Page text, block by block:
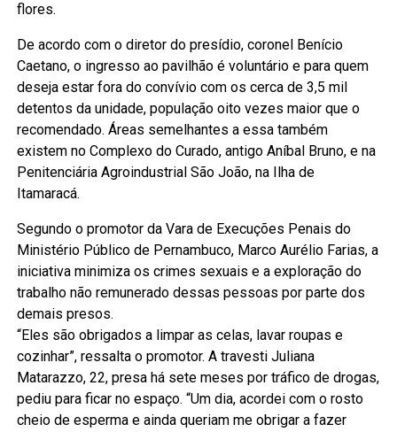
flores.
De acordo com o diretor do presídio, coronel Benício
Caetano, o ingresso ao pavilhão é voluntário e para quem
deseja estar fora do convívio com os cerca de 3,5 mil
detentos da unidade, população oito vezes maior que o
recomendado. Áreas semelhantes a essa também
existem no Complexo do Curado, antigo Aníbal Bruno, e na
Penitenciária Agroindustrial São João, na Ilha de
Itamaracá.
Segundo o promotor da Vara de Execuções Penais do
Ministério Público de Pernambuco, Marco Aurélio Farias, a
iniciativa minimiza os crimes sexuais e a exploração do
trabalho não remunerado dessas pessoas por parte dos
demais presos.
“Eles são obrigados a limpar as celas, lavar roupas e
cozinhar”, ressalta o promotor. A travesti Juliana
Matarazzo, 22, presa há sete meses por tráfico de drogas,
pediu para ficar no espaço. “Um dia, acordei com o rosto
cheio de esperma e ainda queriam me obrigar a fazer